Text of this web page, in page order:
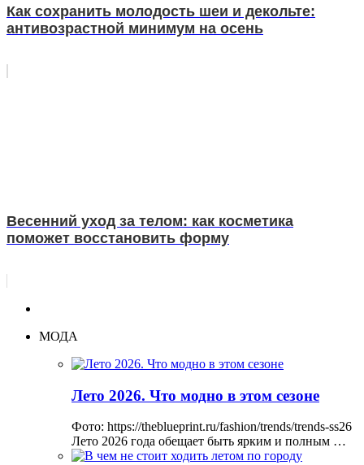
Как сохранить молодость шеи и декольте:
антивозрастной минимум на осень
Весенний уход за телом: как косметика
поможет восстановить форму
МОДА
Лето 2026. Что модно в этом сезоне
Фото: https://theblueprint.ru/fashion/trends/trends-ss26
Лето 2026 года обещает быть ярким и полным …